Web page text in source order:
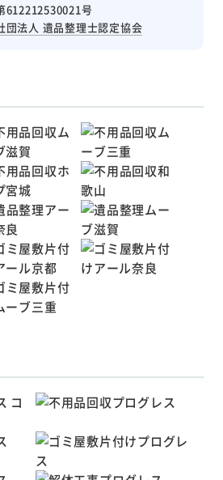
612212530021号
団法人 遺品整理士認定協会